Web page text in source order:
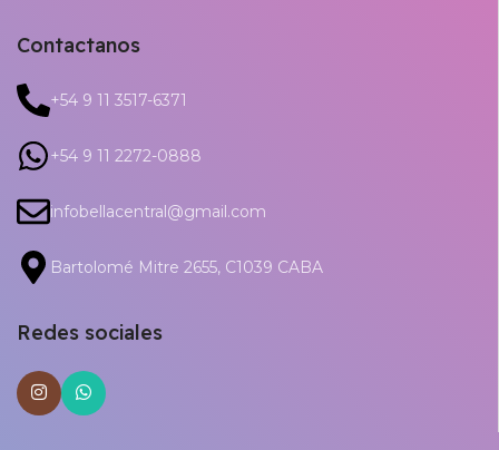
Contactanos
+54 9 11 3517-6371
+54 9 11 2272-0888
infobellacentral@gmail.com
Bartolomé Mitre 2655, C1039 CABA
Redes sociales